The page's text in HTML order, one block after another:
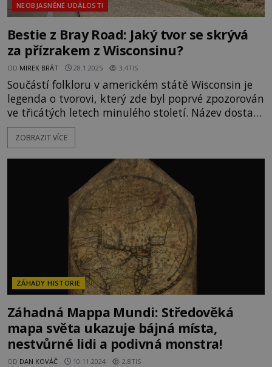
NEOBJASNĚNÉ UDÁLOSTI
Bestie z Bray Road: Jaký tvor se skrývá
za přízrakem z Wisconsinu?
OD MIREK BRÁT 28.1.2025 3.4TIS
Součástí folkloru v americkém státě Wisconsin je
legenda o tvorovi, který zde byl poprvé zpozorován
ve třicátých letech minulého století. Název dostal
podle svého obvyklého „revíru“ – venkovské
farmářské silnice v okolí města Elkhorn. Co vlastně
námětem i několika knih a dokumentárních filmů.
ZOBRAZIT VÍCE
ZÁHADY HISTORIE
Záhadná Mappa Mundi: Středověká
mapa světa ukazuje bájná místa,
nestvůrné lidi a podivná monstra!
OD DAN KOVÁČ 10.11.2024 2.8TIS